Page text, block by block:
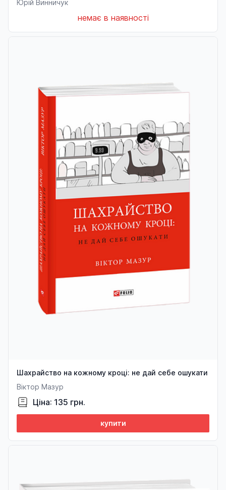
Юрій Винничук
немає в наявності
Шахрайство на кожному кроці: не дай себе ошукати
Віктор Мазур
Ціна: 135 грн.
купити